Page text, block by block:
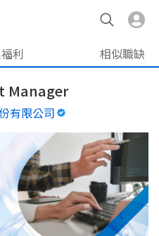
利 相似職缺
Manager
有限公司